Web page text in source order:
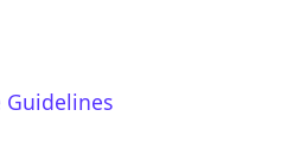
Guidelines